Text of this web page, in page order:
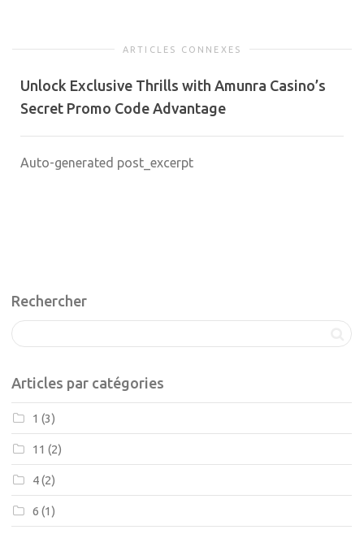
ARTICLES CONNEXES
Unlock Exclusive Thrills with Amunra Casino’s
Secret Promo Code Advantage
Auto-generated post_excerpt
Rechercher
Articles par catégories
1 (3)
11 (2)
4(2)
6 (1)